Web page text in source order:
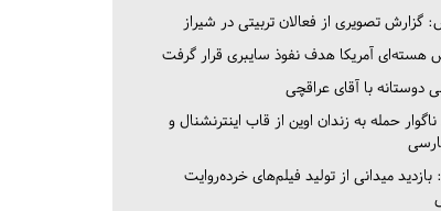
گزارش تصویری از فعالان تربیتی در شیراز
هسته‌ای آمریکا هدف نفوذ سایبری قرار گرفت
دوستانه با آقای عراقچی
ناگوار حمله به زندان اوین از قاب اینترنشنال و
بازدید میدانی از تولید فیلم‌های خرده‌روایت